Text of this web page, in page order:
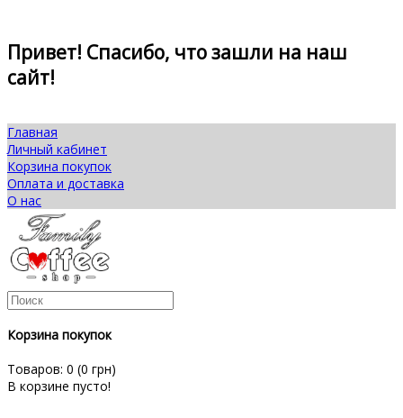
Привет! Спасибо, что зашли на наш
сайт!
Главная
Личный кабинет
Корзина покупок
Оплата и доставка
О нас
Корзина покупок
Товаров: 0 (0 грн)
В корзине пусто!